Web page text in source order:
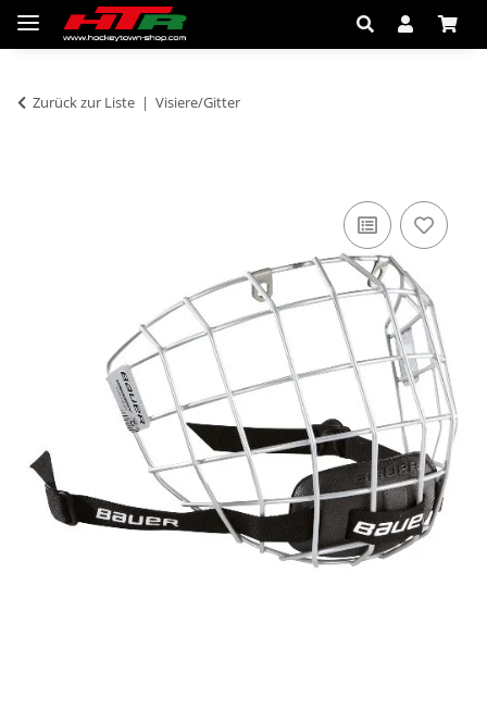
Zurück zur Liste Visiere/Gitter